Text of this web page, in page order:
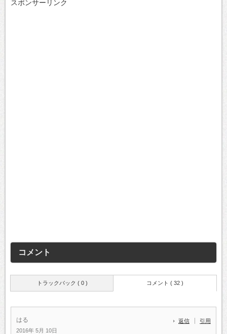
スポンサーリンク
コメント
トラックバック ( 0 ) コメント ( 32 )
はる
2016年 5月 10日
返信 引用